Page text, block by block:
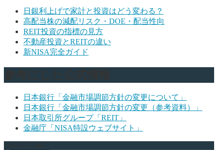
日銀利上げで家計と投資はどう変わる？
高配当株の減配リスク・DOE・配当性向
REIT投資の指標の見方
不動産投資とREITの違い
新NISA完全ガイド
日本銀行「金融市場調節方針の変更について」
日本銀行「金融市場調節方針の変更（参考資料）」
日本取引所グループ「REIT」
金融庁「NISA特設ウェブサイト」